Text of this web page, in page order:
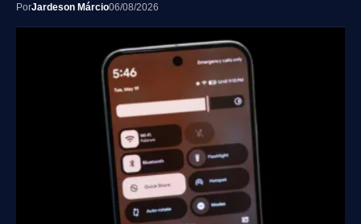
PorJardeson Márcio06/08/2026